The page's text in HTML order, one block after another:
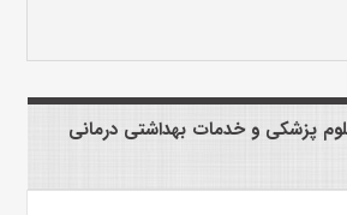
پزشکی و خدمات بهداشتی درمانی